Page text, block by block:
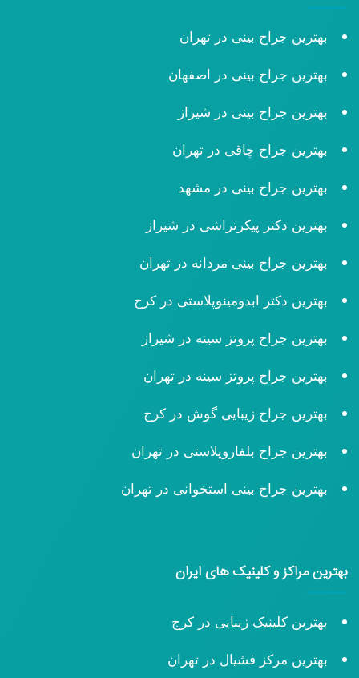
بهترین جراح بینی در تهران
بهترین جراح بینی در اصفهان
بهترین جراح بینی در شیراز
بهترین جراح چاقی در تهران
بهترین جراح بینی در مشهد
بهترین دکتر پیکرتراشی در شیراز
بهترین جراح بینی مردانه در تهران
بهترین دکتر ابدومینوپلاستی در کرج
بهترین جراح پروتز سینه در شیراز
بهترین جراح پروتز سینه در تهران
بهترین جراح زیبایی گوش در کرج
بهترین جراح بلفاروپلاستی در تهران
بهترین جراح بینی استخوانی در تهران
بهترین مراکز و کلینیک های ایران
بهترین کلینیک زیبایی در کرج
بهترین مرکز فشیال در تهران